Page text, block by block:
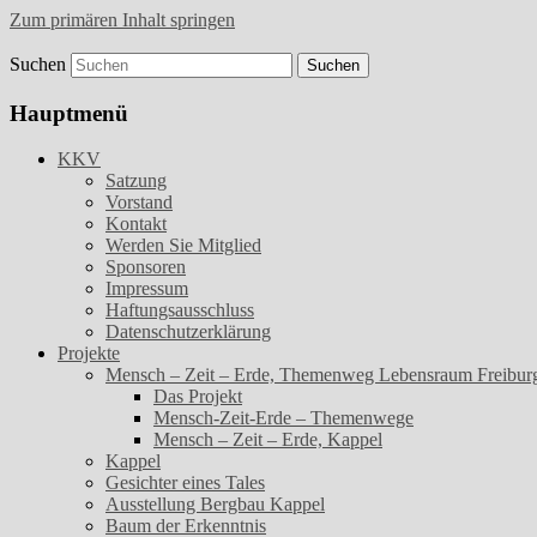
Zum primären Inhalt springen
KKV
Kunst- und Kulturverein Freiburg-Kappel
Suchen
Hauptmenü
KKV
Satzung
Vorstand
Kontakt
Werden Sie Mitglied
Sponsoren
Impressum
Haftungsausschluss
Datenschutzerklärung
Projekte
Mensch – Zeit – Erde, Themenweg Lebensraum
Das Projekt
Mensch-Zeit-Erde – Themenwege
Mensch – Zeit – Erde, Kappel
Kappel
Gesichter eines Tales
Ausstellung Bergbau Kappel
Baum der Erkenntnis